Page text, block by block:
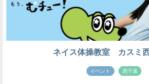
ネイス体操教室 カスミ
イベント 西千葉